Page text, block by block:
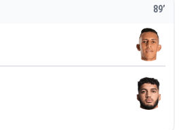
89’